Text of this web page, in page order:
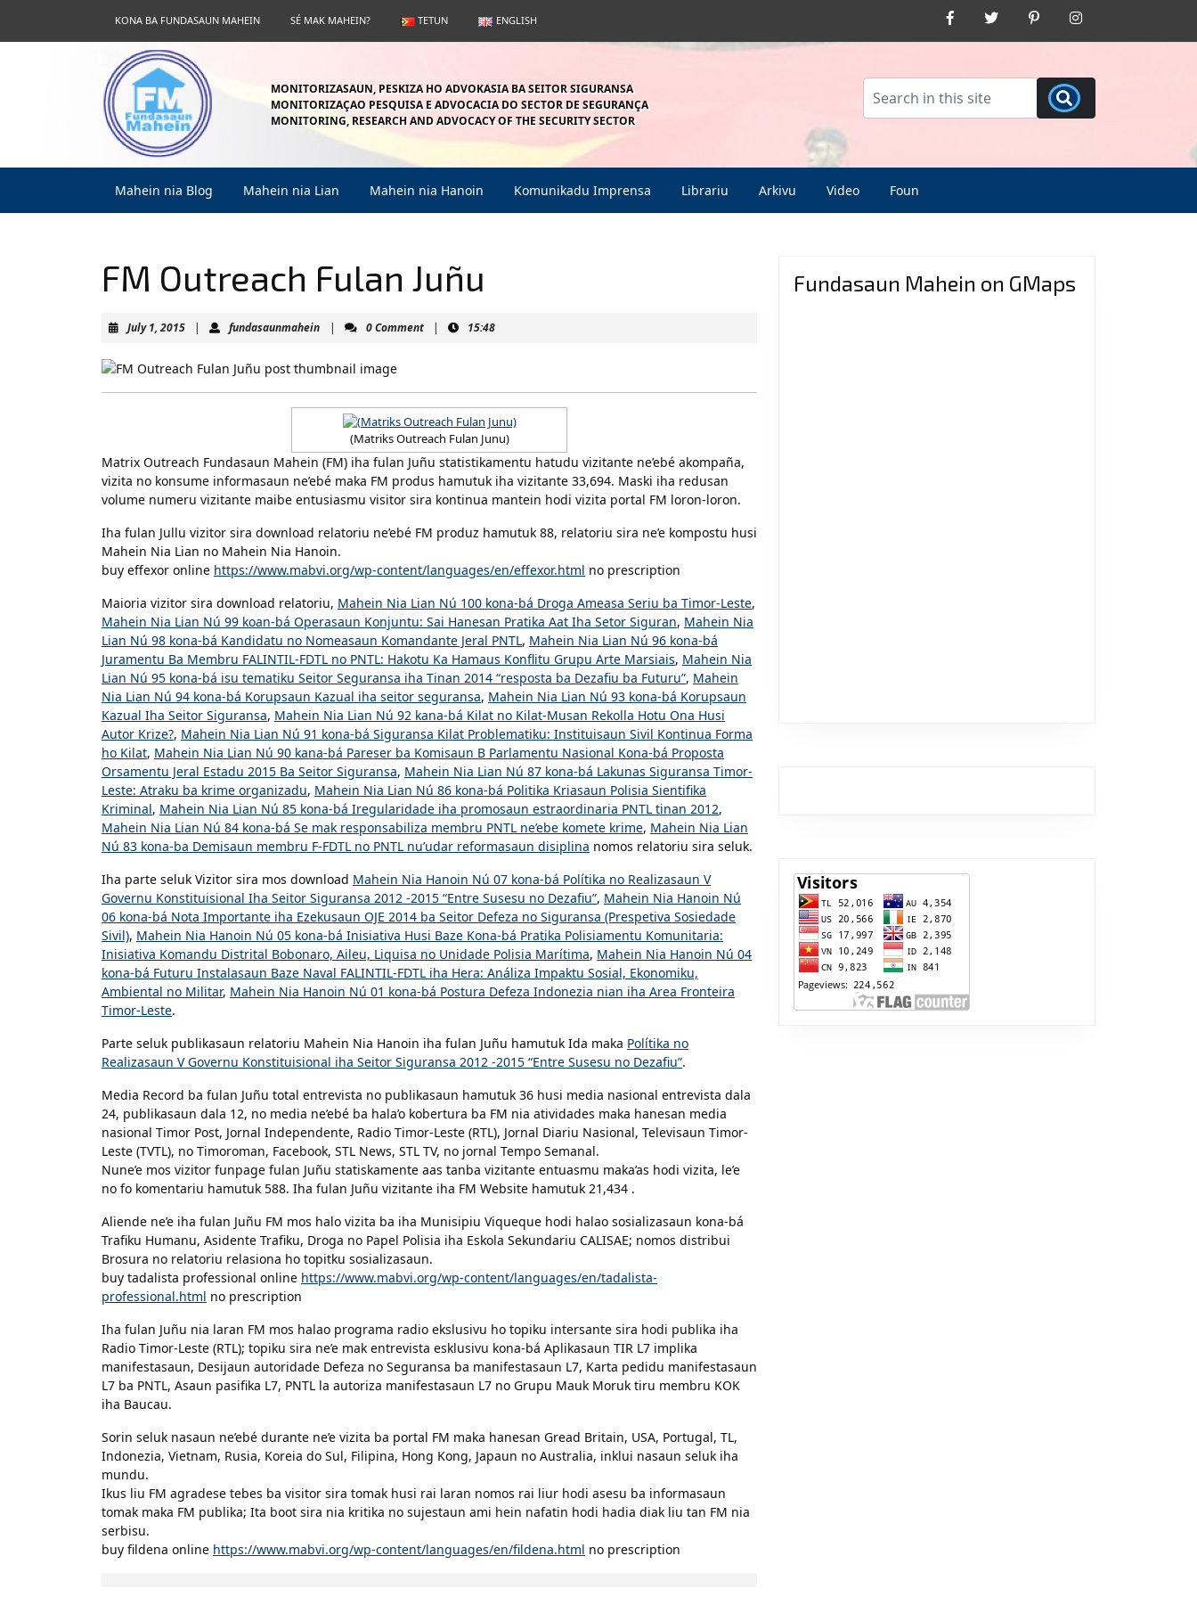
content
KONA BA FUNDASAUN MAHEIN SÉ MAK MAHEIN? TETUN ENGLISH
Facebook Twitter Pinterest
MONITORIZASAUN, PESKIZA HO ADVOKASIA BA SEITOR SIGURANSA
MONITORIZAÇAO PESQUISA E ADVOCACIA DO SECTOR DE SEGURANÇA
MONITORING, RESEARCH AND ADVOCACY OF THE SECURITY SECTOR
Mahein nia Blog Mahein nia Lian Mahein nia Hanoin Komunikadu Imprensa Librariu Arkivu Video Foun
FM Outreach Fulan Juñu
July 1, 2015July| fundasaunmaheinfundasaunmahein
| 0 Comment | 15:48
(Matriks Outreach Fulan Junu)
Matrix Outreach Fundasaun Mahein (FM) iha fulan Juñu statistikamentu hatudu vizitante ne’ebé akompaña,
vizita no konsume informasaun ne’ebé maka FM produs hamutuk iha vizitante 33,694. Maski iha redusan
volume numeru vizitante maibe entusiasmu visitor sira kontinua mantein hodi vizita portal FM loron-loron.
Iha fulan Jullu vizitor sira download relatoriu ne’ebé FM produz hamutuk 88, relatoriu sira ne’e kompostu husi
Mahein Nia Lian no Mahein Nia Hanoin.
buy effexor online https://www.mabvi.org/wp-content/languages/en/effexor.html no prescription
Maioria vizitor sira download relatoriu, Mahein Nia Lian Nú 100 kona-bá Droga Ameasa Seriu ba Timor-Leste,
Mahein Nia Lian Nú 99 koan-bá Operasaun Konjuntu: Sai Hanesan Pratika Aat Iha Setor Siguran, Mahein Nia
Lian Nú 98 kona-bá Kandidatu no Nomeasaun Komandante Jeral PNTL, Mahein Nia Lian Nú 96 kona-bá
Juramentu Ba Membru FALINTIL-FDTL no PNTL: Hakotu Ka Hamaus Konflitu Grupu Arte Marsiais, Mahein Nia
Lian Nú 95 kona-bá isu tematiku Seitor Seguransa iha Tinan 2014 “resposta ba Dezafiu ba Futuru”, Mahein
Nia Lian Nú 94 kona-bá Korupsaun Kazual iha seitor seguransa, Mahein Nia Lian Nú 93 kona-bá Korupsaun
Kazual Iha Seitor Siguransa, Mahein Nia Lian Nú 92 kana-bá Kilat no Kilat-Musan Rekolla Hotu Ona Husi
Autor Krize?, Mahein Nia Lian Nú 91 kona-bá Siguransa Kilat Problematiku: Instituisaun Sivil Kontinua Forma
ho Kilat, Mahein Nia Lian Nú 90 kana-bá Pareser ba Komisaun B Parlamentu Nasional Kona-bá Proposta
Orsamentu Jeral Estadu 2015 Ba Seitor Siguransa, Mahein Nia Lian Nú 87 kona-bá Lakunas Siguransa Timor-
Leste: Atraku ba krime organizadu, Mahein Nia Lian Nú 86 kona-bá Politika Kriasaun Polisia Sientifika
Kriminal, Mahein Nia Lian Nú 85 kona-bá Iregularidade iha promosaun estraordinaria PNTL tinan 2012,
Mahein Nia Lian Nú 84 kona-bá Se mak responsabiliza membru PNTL ne’ebe komete krime, Mahein Nia Lian
Nú 83 kona-ba Demisaun membru F-FDTL no PNTL nu’udar reformasaun disiplina nomos relatoriu sira seluk.
Iha parte seluk Vizitor sira mos download Mahein Nia Hanoin Nú 07 kona-bá Polítika no Realizasaun V
Governu Konstituisional Iha Seitor Siguransa 2012 -2015 “Entre Susesu no Dezafiu”, Mahein Nia Hanoin Nú
06 kona-bá Nota Importante iha Ezekusaun OJE 2014 ba Seitor Defeza no Siguransa (Prespetiva Sosiedade
Sivil), Mahein Nia Hanoin Nú 05 kona-bá Inisiativa Husi Baze Kona-bá Pratika Polisiamentu Komunitaria:
Inisiativa Komandu Distrital Bobonaro, Aileu, Liquisa no Unidade Polisia Marítima, Mahein Nia Hanoin Nú 04
kona-bá Futuru Instalasaun Baze Naval FALINTIL-FDTL iha Hera: Análiza Impaktu Sosial, Ekonomiku,
Ambiental no Militar, Mahein Nia Hanoin Nú 01 kona-bá Postura Defeza Indonezia nian iha Area Fronteira
Timor-Leste.
Parte seluk publikasaun relatoriu Mahein Nia Hanoin iha fulan Juñu hamutuk Ida maka Polítika no
Realizasaun V Governu Konstituisional iha Seitor Siguransa 2012 -2015 “Entre Susesu no Dezafiu”.
Media Record ba fulan Juñu total entrevista no publikasaun hamutuk 36 husi media nasional entrevista dala
24, publikasaun dala 12, no media ne’ebé ba hala’o kobertura ba FM nia atividades maka hanesan media
nasional Timor Post, Jornal Independente, Radio Timor-Leste (RTL), Jornal Diariu Nasional, Televisaun Timor-
Leste (TVTL), no Timoroman, Facebook, STL News, STL TV, no jornal Tempo Semanal.
Nune’e mos vizitor funpage fulan Juñu statiskamente aas tanba vizitante entuasmu maka’as hodi vizita, le’e
no fo komentariu hamutuk 588. Iha fulan Juñu vizitante iha FM Website hamutuk 21,434 .
Aliende ne’e iha fulan Juñu FM mos halo vizita ba iha Munisipiu Viqueque hodi halao sosializasaun kona-bá
Trafiku Humanu, Asidente Trafiku, Droga no Papel Polisia iha Eskola Sekundariu CALISAE; nomos distribui
Brosura no relatoriu relasiona ho topitku sosializasaun.
buy tadalista professional online https://www.mabvi.org/wp-content/languages/en/tadalista-
professional.html no prescription
Iha fulan Juñu nia laran FM mos halao programa radio ekslusivu ho topiku intersante sira hodi publika iha
Radio Timor-Leste (RTL); topiku sira ne’e mak entrevista esklusivu kona-bá Aplikasaun TIR L7 implika
manifestasaun, Desijaun autoridade Defeza no Seguransa ba manifestasaun L7, Karta pedidu manifestasaun
L7 ba PNTL, Asaun pasifika L7, PNTL la autoriza manifestasaun L7 no Grupu Mauk Moruk tiru membru KOK
iha Baucau.
Sorin seluk nasaun ne’ebé durante ne’e vizita ba portal FM maka hanesan Gread Britain, USA, Portugal, TL,
Indonezia, Vietnam, Rusia, Koreia do Sul, Filipina, Hong Kong, Japaun no Australia, inklui nasaun seluk iha
mundu.
Ikus liu FM agradese tebes ba visitor sira tomak husi rai laran nomos rai liur hodi asesu ba informasaun
tomak maka FM publika; Ita boot sira nia kritika no sujestaun ami hein nafatin hodi hadia diak liu tan FM nia
serbisu.
buy fildena online https://www.mabvi.org/wp-content/languages/en/fildena.html no prescription
Fundasaun Mahein on GMaps